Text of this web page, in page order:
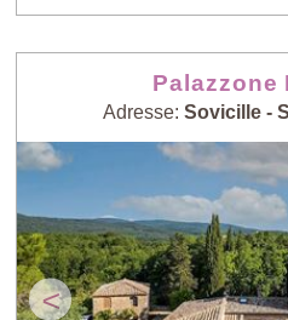
Palazzone
Adresse: Sovicille -
<